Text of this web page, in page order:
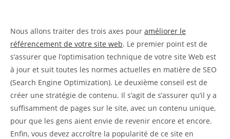
Nous allons traiter des trois axes pour améliorer le
référencement de votre site web. Le premier point est de
s’assurer que l’optimisation technique de votre site Web est
à jour et suit toutes les normes actuelles en matière de SEO
(Search Engine Optimization). Le deuxième conseil est de
créer une stratégie de contenu. Il s’agit de s’assurer qu’il y a
suffisamment de pages sur le site, avec un contenu unique,
pour que les gens aient envie de revenir encore et encore.
Enfin, vous devez accroître la popularité de ce site en